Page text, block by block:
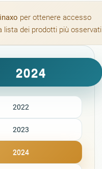
per ottenere accesso
lista dei prodotti più osservati
2024
2022
2023
2024